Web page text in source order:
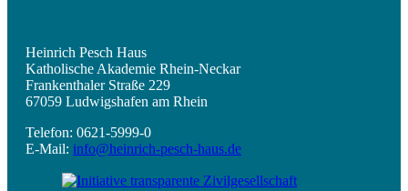
Heinrich Pesch Haus
Katholische Akademie Rhein-Neckar
Frankenthaler Straße 229
67059 Ludwigshafen am Rhein
Telefon: 0621-5999-0
E-Mail: info@heinrich-pesch-haus.de